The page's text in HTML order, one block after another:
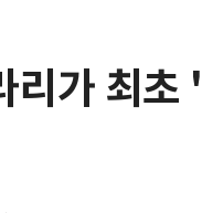
리가 최초